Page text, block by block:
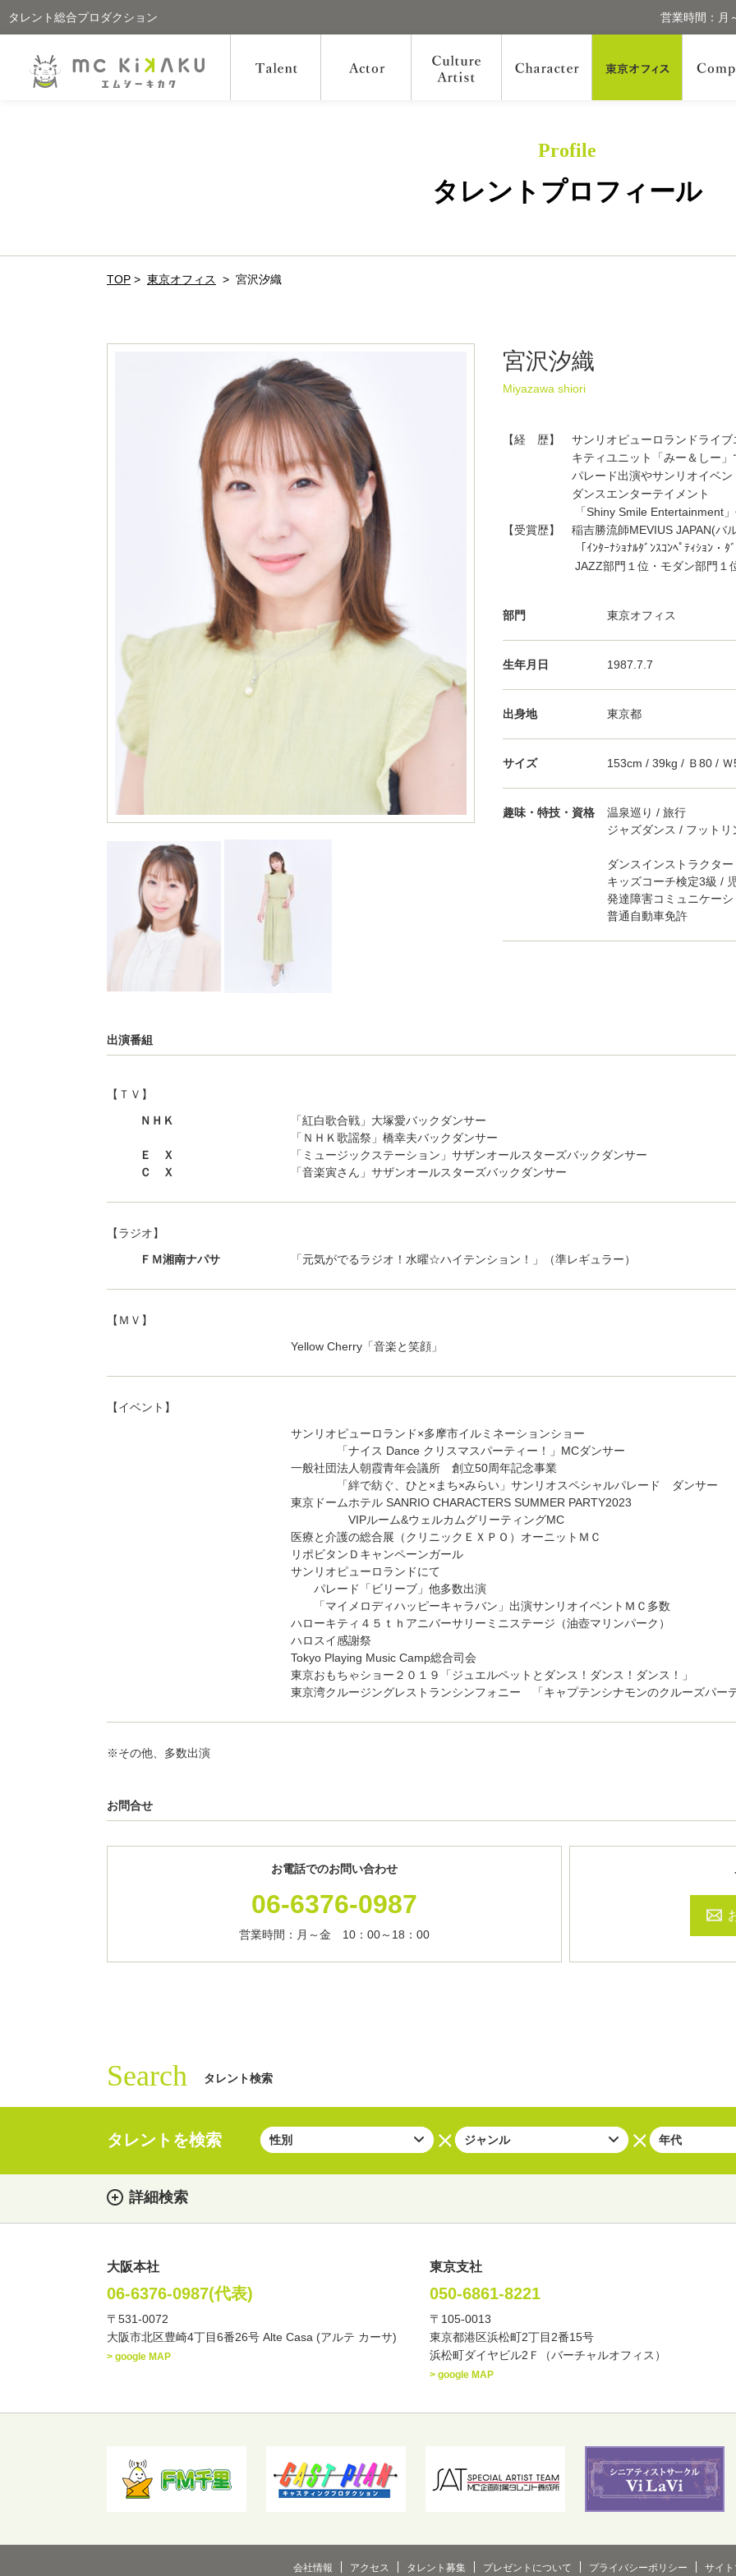
タレント総合プロダクション 営業時間：
Profile
タレントプロフィール
TOP > 東京オフィス > 宮沢汐織
宮沢汐織
Miyazawa shiori
【経 歴】 サンリオピューロランドライブ
キティユニット「みー＆しー」
パレード出演やサンリオイベント
ダンスエンターテイメント
「Shiny Smile Entertainment」
【受賞歴】 稲吉勝流師MEVIUS JAPAN(バ
「ｲﾝﾀｰﾅｼｮﾅﾙﾀﾞﾝｽｺﾝﾍﾟﾃｨｼｮﾝ・ﾀﾞﾝｽｸ
JAZZ部門１位・モダン部門１位・
部門 東京オフィス
生年月日 1987.7.7
出身地 東京都
サイズ 153cm / 39kg / Ｂ80 /
趣味・特技・資格
温泉巡り / 旅行
ジャズダンス / フット
ダンスインストラクタ
キッズコーチ検定3級 /
発達障害コミュニケー
普通自動車免許
出演番組
【ＴＶ】
ＮＨＫ
「紅白歌合戦」大塚愛バックダンサー
「ＮＨＫ歌謡祭」橋幸夫バックダンサー
Ｅ Ｘ
「ミュージックステーション」サザンオールスターズバックダンサー
Ｃ Ｘ
「音楽寅さん」サザンオールスターズバックダンサー
【ラジオ】
ＦＭ湘南ナパサ
「元気がでるラジオ！水曜☆ハイテンション！」（準レギュラー）
【ＭＶ】
Yellow Cherry「音楽と笑顔」
【イベント】
サンリオピューロランド×多摩市イルミネーションショー
「ナイス Dance クリスマスパーティー！」MCダンサー
一般社団法人朝霞青年会議所 創立50周年記念事業
「絆で紡ぐ、ひと×まち×みらい」サンリオスペシャルパレード ダンサー
東京ドームホテル SANRIO CHARACTERS SUMMER PARTY2023
VIPルーム&ウェルカムグリーティングMC
医療と介護の総合展（クリニックＥＸＰＯ）オーニットＭＣ
リポビタンＤキャンペーンガール
サンリオピューロランドにて
パレード「ビリーブ」他多数出演
「マイメロディハッピーキャラバン」出演サンリオイベントＭＣ多数
ハローキティ４５ｔｈアニバーサリーミニステージ（油壺マリンパーク）
ハロスイ感謝祭
Tokyo Playing Music Camp総合司会
東京おもちゃショー２０１９「ジュエルペットとダンス！ダンス！ダンス！」
東京湾クルージングレストランシンフォニー 「キャプテンシナモンのクルーズパー
※その他、多数出演
お問合せ
お電話でのお問い合わせ
06-6376-0987
営業時間：月～金 10：00～18：00
Search タレント検索
タレントを検索
詳細検索
・性別
・ジャンル お笑い・バラエティー
講談 モーションアクター
歳～ 歳
大阪本社
06-6376-0987(代表)
〒531-0072
大阪市北区豊崎4丁目6番26号 Alte Casa (アルテ カーサ)
> google MAP
東京支社
050-6861-8221
〒105-0013
東京都港区浜松町2丁目2番15号
浜松町ダイヤビル2Ｆ（バーチャルオフィス）
> google MAP
会社情報 アクセス タレント募集 プレゼントについて プライバシーポリシー サイ